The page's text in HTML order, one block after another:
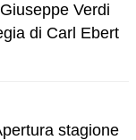
Verdi
di Carl Ebert
stagione